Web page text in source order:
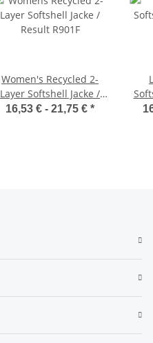
Women's Recycled 2-
Layer Softshell Jacke /
Result R901F
16,53 € - 21,75 € *